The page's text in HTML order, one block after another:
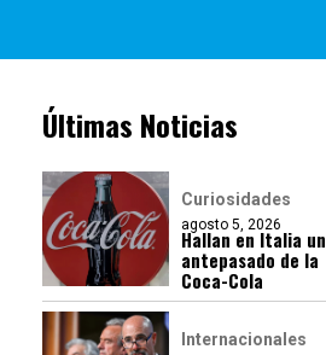
Últimas Noticias
Curiosidades
agosto 5, 2026
Hallan en Italia un
antepasado de la
Coca-Cola
Internacionales